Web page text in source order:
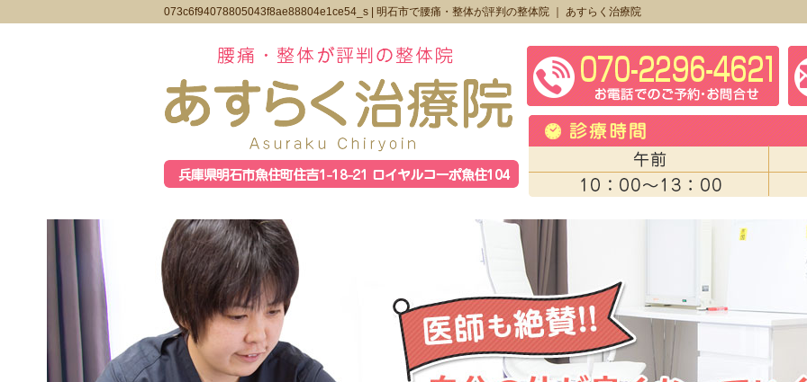
073c6f94078805043f8ae88804e1ce54_s | 明石市で腰痛・整体が評判の整体院 ｜ あすらく治療院